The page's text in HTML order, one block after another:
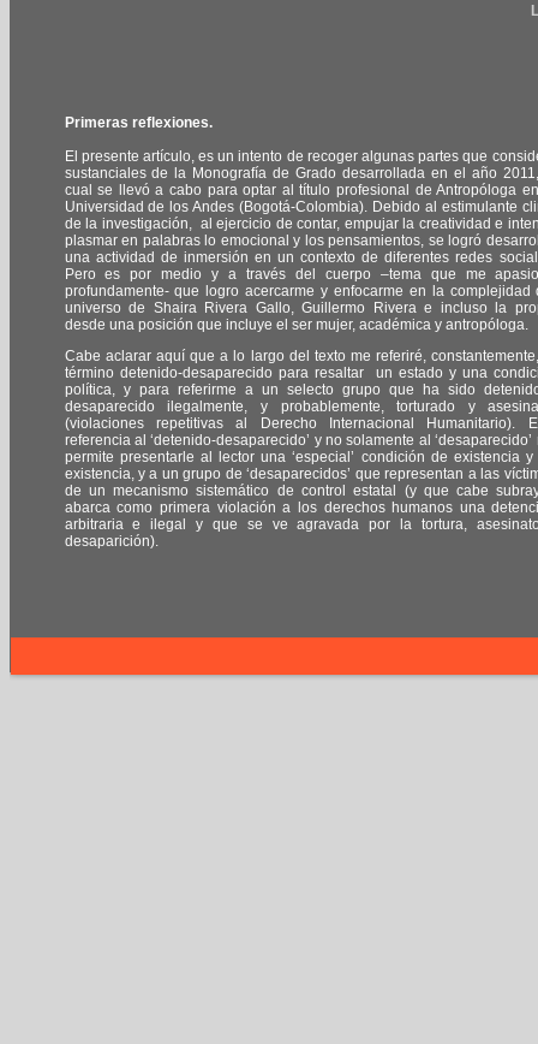
Primeras reflexiones.
El presente artículo, es un intento de recoger algunas partes que
sustanciales de la Monografía de Grado desarrollada en el año
cual se llevó a cabo para optar al título profesional de Antropóloga
Universidad de los Andes (Bogotá-Colombia). Debido al estimulante
de la investigación, al ejercicio de contar, empujar la creatividad e
plasmar en palabras lo emocional y los pensamientos, se logró
una actividad de inmersión en un contexto de diferentes redes
Pero es por medio y a través del cuerpo –tema que me
profundamente- que logro acercarme y enfocarme en la complejidad
universo de Shaira Rivera Gallo, Guillermo Rivera e incluso la
desde una posición que incluye el ser mujer, académica y antropóloga.
Cabe aclarar aquí que a lo largo del texto me referiré,
término detenido-desaparecido para resaltar un estado y una
política, y para referirme a un selecto grupo que ha sido
desaparecido ilegalmente, y probablemente, torturado y
(violaciones repetitivas al Derecho Internacional Humanitario).
referencia al ‘detenido-desaparecido’ y no solamente al ‘desaparecido’
permite presentarle al lector una ‘especial’ condición de existencia
existencia, y a un grupo de ‘desaparecidos’ que representan a las
de un mecanismo sistemático de control estatal (y que cabe
abarca como primera violación a los derechos humanos una
arbitraria e ilegal y que se ve agravada por la tortura,
desaparición).